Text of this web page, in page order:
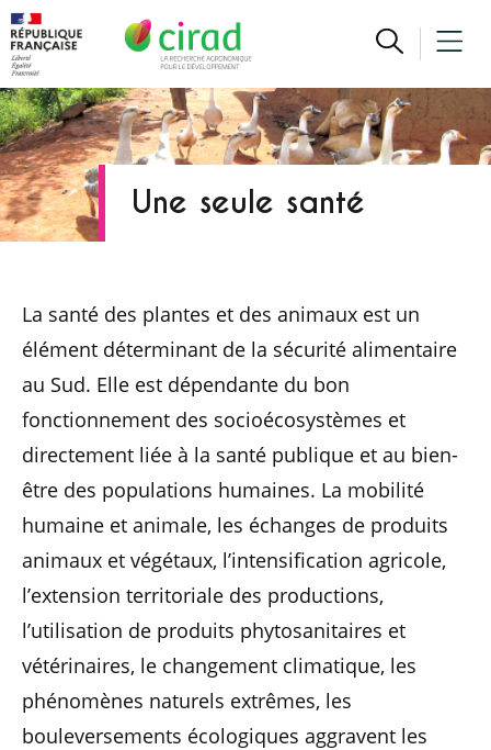
Une seule santé
La santé des plantes et des animaux est un
élément déterminant de la sécurité alimentaire
au Sud. Elle est dépendante du bon
fonctionnement des socioécosystèmes et
directement liée à la santé publique et au bien-
être des populations humaines. La mobilité
humaine et animale, les échanges de produits
animaux et végétaux, l’intensification agricole,
l’extension territoriale des productions,
l’utilisation de produits phytosanitaires et
vétérinaires, le changement climatique, les
phénomènes naturels extrêmes, les
bouleversements écologiques aggravent les